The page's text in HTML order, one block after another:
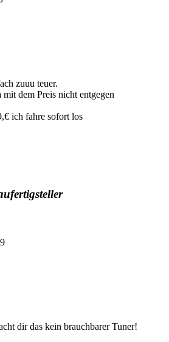
zuuu teuer.
mit dem Preis nicht entgegen
ich fahre sofort los
dir das kein brauchbarer Tuner!